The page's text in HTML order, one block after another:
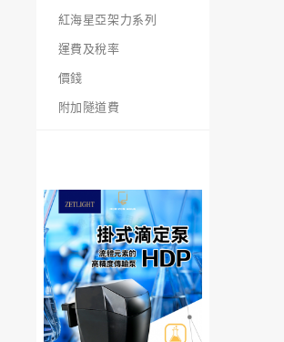
紅海星亞架力系列
運費及稅率
價錢
附加隧道費